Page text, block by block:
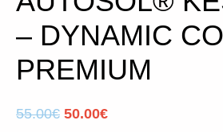
– DYNAMIC
PREMIUM
55.00€ 50.00€